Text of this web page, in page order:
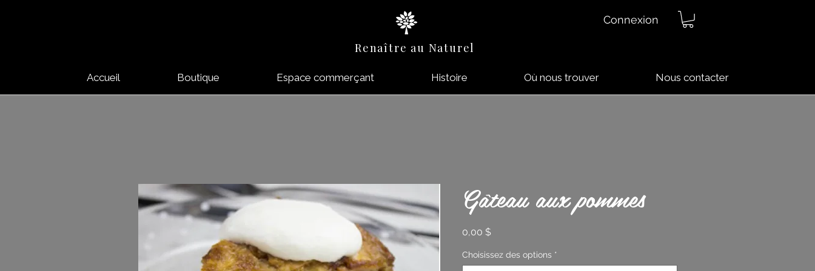
Connexion
Renaître au Naturel
Accueil Boutique Espace commerçant Histoire Où nous trouver Nous contacter
Gâteau aux pommes
0,00 $Prix
Choisissez des options *